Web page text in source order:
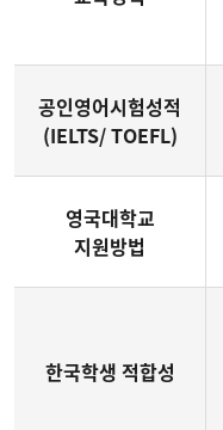
공인영어시험성적
(IELTS/ TOEFL)
영국대학교
지원방법
한국학생 적합성